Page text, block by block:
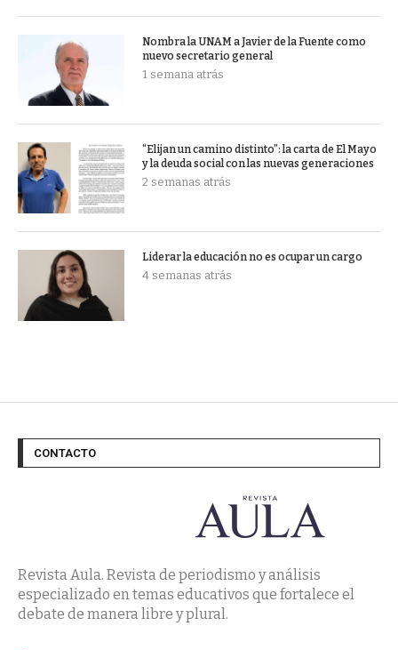
Nombra la UNAM a Javier de la Fuente como
nuevo secretario general
1 semana atrás
“Elijan un camino distinto”: la carta de El Mayo
y la deuda social con las nuevas generaciones
2 semanas atrás
Liderar la educación no es ocupar un cargo
4 semanas atrás
CONTACTO
Revista Aula. Revista de periodismo y análisis
especializado en temas educativos que fortalece el
debate de manera libre y plural.